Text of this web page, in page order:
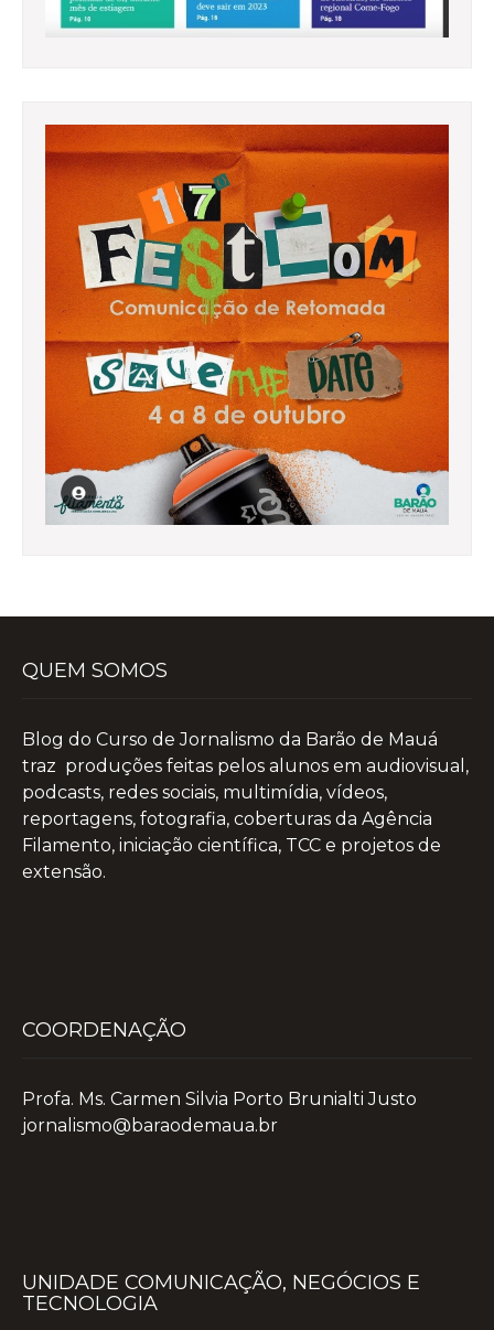
QUEM SOMOS
Blog do Curso de Jornalismo da Barão de Mauá
traz produções feitas pelos alunos em audiovisual,
podcasts, redes sociais, multimídia, vídeos,
reportagens, fotografia, coberturas da Agência
Filamento, iniciação científica, TCC e projetos de
extensão.
COORDENAÇÃO
Profa. Ms. Carmen Silvia Porto Brunialti Justo
jornalismo@baraodemaua.br
UNIDADE COMUNICAÇÃO, NEGÓCIOS E
TECNOLOGIA